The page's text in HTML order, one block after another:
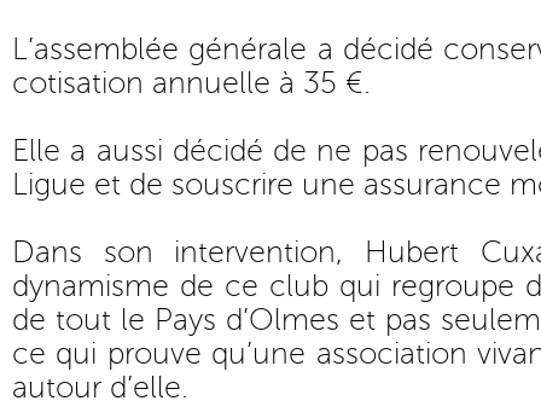
L’assemblée générale a décidé
cotisation annuelle à 35 €.
Elle a aussi décidé de ne pas
Ligue et de souscrire une assurance
Dans son intervention, Hubert
dynamisme de ce club qui regroupe
de tout le Pays d’Olmes et pas
ce qui prouve qu’une association
autour d’elle.